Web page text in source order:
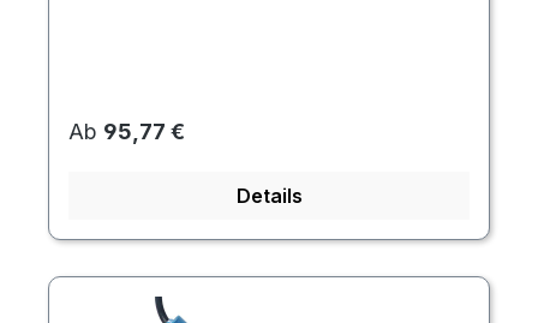
Regulärer Preis:
Ab 95,77 €
Details